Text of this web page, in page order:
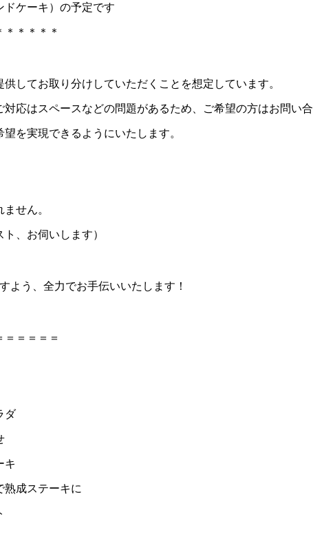
ーキ）の予定です
＊＊＊＊＊
してお取り分けしていただくことを想定しています。
応はスペースなどの問題があるため、ご希望の方はお問い合
を実現できるようにいたします。
せん。
、お伺いします）
よう、全力でお手伝いいたします！
＝＝＝＝＝
ダ
キ
熟成ステーキに